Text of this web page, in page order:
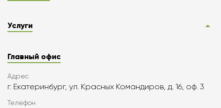
Услуги
Главный офис
Адрес
г. Екатеринбург, ул. Красных Командиров, д. 16, оф. 3
Телефон